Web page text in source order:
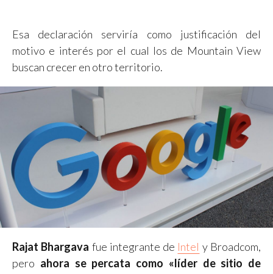
Esa declaración serviría como justificación del
motivo e interés por el cual los de Mountain View
buscan crecer en otro territorio.
Rajat Bhargava fue integrante de Intel y Broadcom,
pero ahora se percata como «líder de sitio de